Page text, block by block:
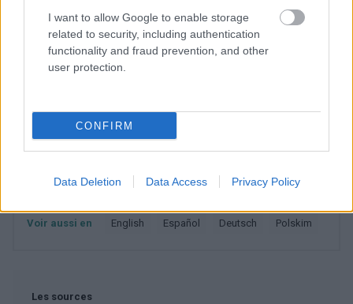
I want to allow Google to enable storage
related to security, including authentication
functionality and fraud prevention, and other
user protection.
CONFIRM
Data Deletion Data Access Privacy Policy
nous sur
News
Catégories médicales
Cheveux Dermatologie
Traitements de dermatologie esthétique
Voir aussi en english español deutsch polskim
Les sources